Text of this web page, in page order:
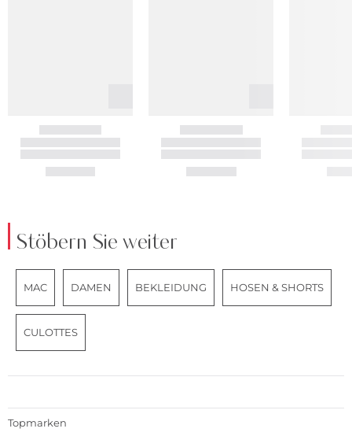
Stöbern Sie weiter
MAC DAMEN BEKLEIDUNG HOSEN & SHORTS
CULOTTES
Topmarken